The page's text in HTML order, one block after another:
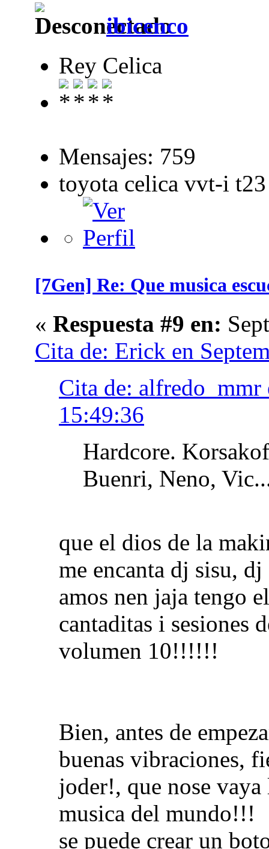
ibicenco
Rey Celica
Mensajes: 759
toyota celica vvt-i t23
[7Gen] Re: Que musica
« Respuesta #9 en:
Cita de: Erick en
Cita de: alfredo_mmr
15:49:36
Hardcore.
Buenri, Neno,
que el dios de la
me encanta dj sisu,
amos nen jaja tengo
cantaditas i sesiones
volumen 10!!!!!!
Bien, antes de
buenas vibraciones,
joder!, que nose
musica del mundo!!!
se puede crear un